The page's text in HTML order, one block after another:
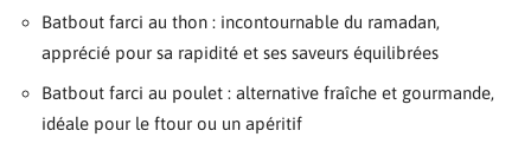
Batbout farci au thon : incontournable du ramadan,
apprécié pour sa rapidité et ses saveurs équilibrées
Batbout farci au poulet : alternative fraîche et gourmande,
idéale pour le ftour ou un apéritif